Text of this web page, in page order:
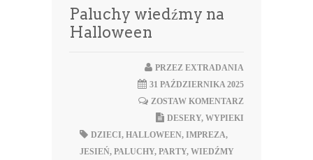
Paluchy wiedźmy na
Halloween
PRZEZ EXTRADANIA
31 PAŹDZIERNIKA 2025
ZOSTAW KOMENTARZ
DESERY, WYPIEKI
DZIECI, HALLOWEEN, IMPREZA,
JESIEŃ, PALUCHY, PARTY, WIEDŹMY